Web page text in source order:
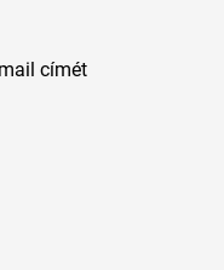
címét